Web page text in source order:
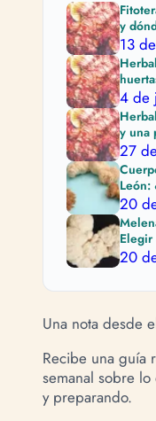
y
13
4 de
y una
27
León:
20
Elegir
20
Una nota desde
Recibe una guía
semanal sobre
y preparando.